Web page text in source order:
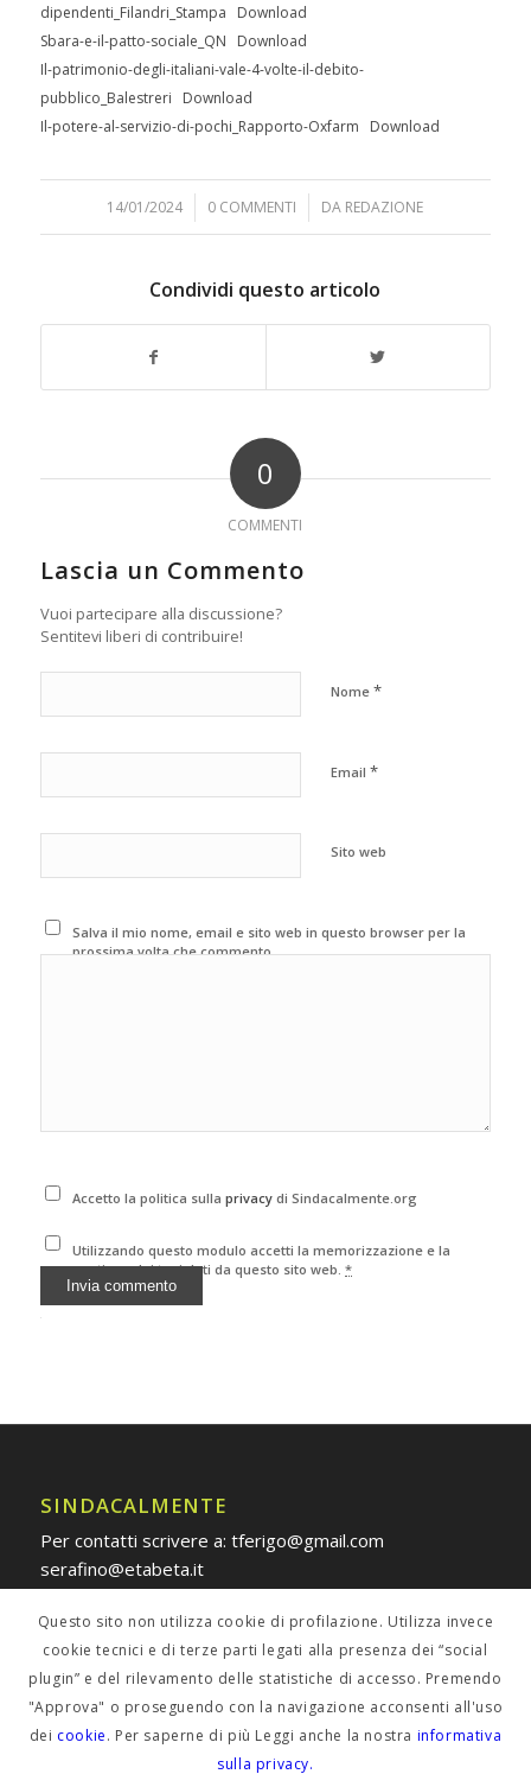
dipendenti_Filandri_Stampa
Download
Sbara-e-il-patto-sociale_QN
Download
Il-patrimonio-degli-italiani-vale-4-volte-il-debito-
pubblico_Balestreri
Download
Il-potere-al-servizio-di-pochi_Rapporto-Oxfarm
Download
14/01/2024
/ 0 COMMENTI
/ DA REDAZIONE
Condividi questo articolo
0
COMMENTI
Lascia un Commento
Vuoi partecipare alla discussione?
Sentitevi liberi di contribuire!
Nome *
Email *
Sito web
Salva il mio nome, email e sito web in questo browser per la
prossima volta che commento.
Accetto la politica sullaprivacydi Sindacalmente.org
Utilizzando questo modulo accetti la memorizzazione e la
gestione dei tuoi dati da questo sito web.*
SINDACALMENTE
Per contatti scrivere a: tferigo@gmail.com
serafino@etabeta.it
POLICY PRIVACY
Informativa estesa
Questo sito non utilizza cookie di profilazione. Utilizza invece
cookie tecnici e di terze parti legati alla presenza dei “social
plugin” e del rilevamento delle statistiche di accesso. Premendo
"Approva" o proseguendo con la navigazione acconsenti all'uso
dei cookie. Per saperne di più Leggi anche la nostra informativa
sulla privacy.